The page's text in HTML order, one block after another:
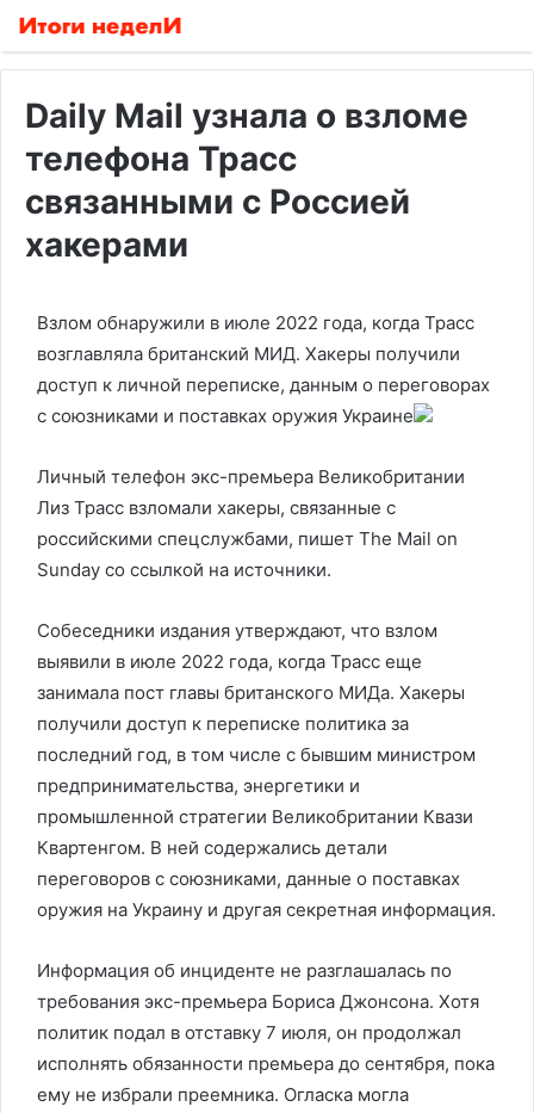
Daily Mail узнала о взломе
телефона Трасс
связанными с Россией
хакерами
Взлом обнаружили в июле 2022 года, когда Трасс
возглавляла британский МИД. Хакеры получили
доступ к личной переписке, данным о переговорах
с союзниками и поставках оружия Украине
Личный телефон экс-премьера Великобритании
Лиз Трасс взломали хакеры, связанные с
российскими спецслужбами, пишет The Mail on
Sunday со ссылкой на источники.
Собеседники издания утверждают, что взлом
выявили в июле 2022 года, когда Трасс еще
занимала пост главы британского МИДа. Хакеры
получили доступ к переписке политика за
последний год, в том числе с бывшим министром
предпринимательства, энергетики и
промышленной стратегии Великобритании Квази
Квартенгом. В ней содержались детали
переговоров с союзниками, данные о поставках
оружия на Украину и другая секретная информация.
Информация об инциденте не разглашалась по
требования экс-премьера Бориса Джонсона. Хотя
политик подал в отставку 7 июля, он продолжал
исполнять обязанности премьера до сентября, пока
ему не избрали преемника. Огласка могла